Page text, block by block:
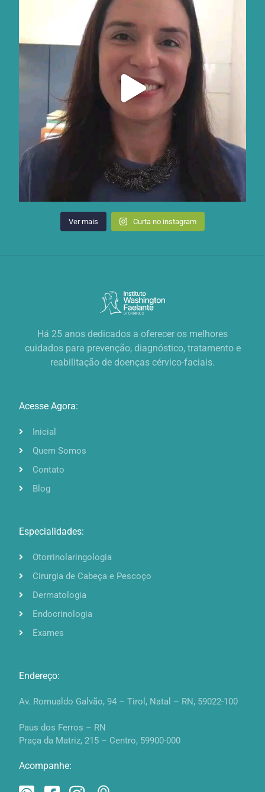
Ver mais Curta no instagram
Há 25 anos dedicados a oferecer os melhores
cuidados para prevenção, diagnóstico, tratamento e
reabilitação de doenças cérvico-faciais.
Acesse Agora:
Inicial
Quem Somos
Contato
Blog
Especialidades:
Otorrinolaringologia
Cirurgia de Cabeça e Pescoço
Dermatologia
Endocrinologia
Exames
Endereço:
Av. Romualdo Galvão, 94 – Tirol, Natal – RN, 59022-100
Paus dos Ferros – RN
Praça da Matriz, 215 – Centro, 59900-000
Acompanhe: